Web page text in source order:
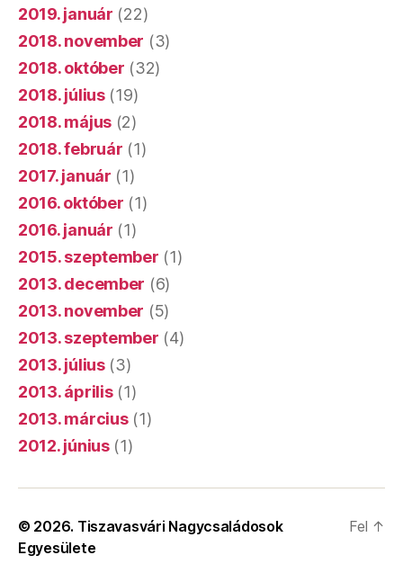
2019. január (22)
2018. november (3)
2018. október (32)
2018. július(19)
2018. május (2)
2018. február (1)
2017. január (1)
2016. október (1)
2016. január (1)
2015. szeptember (1)
2013. december (6)
2013. november (5)
2013. szeptember (4)
2013. július(3)
2013. április(1)
2013. március(1)
2012. június(1)
© 2026. Tiszavasvári Nagycsaládosok
Egyesülete
Fel ↑